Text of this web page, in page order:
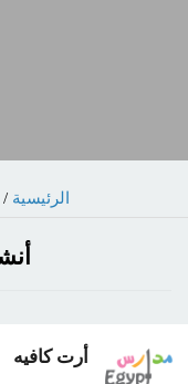
الرئيسية /
أرت كافيه